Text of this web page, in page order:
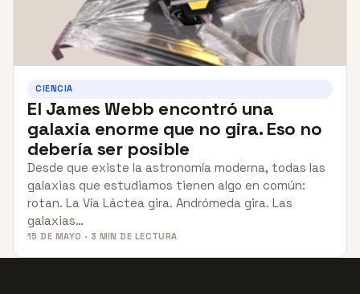
CIENCIA
El James Webb encontró una
galaxia enorme que no gira. Eso no
debería ser posible
Desde que existe la astronomía moderna, todas las
galaxias que estudiamos tienen algo en común:
rotan. La Vía Láctea gira. Andrómeda gira. Las
galaxias…
15 DE MAYO · 3 MIN DE LECTURA